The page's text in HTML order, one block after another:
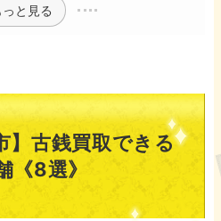
っと見る
】古銭買取できる
《8選》